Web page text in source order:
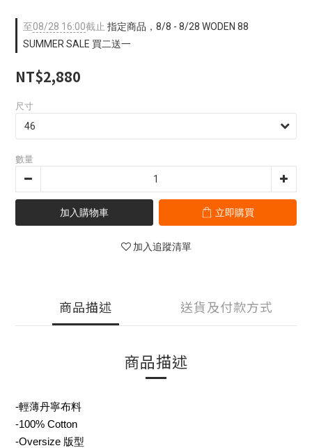
至08/28 16:00截止 指定商品，8/8 - 8/28 WODEN 88
SUMMER SALE 買二送一
NT$2,880
尺寸
數量
加入購物車 立即購買
加入追蹤清單
商品描述 送貨及付款方式
商品描述
-輕薄丹寧布料
-100% Cotton
-Oversize 版型